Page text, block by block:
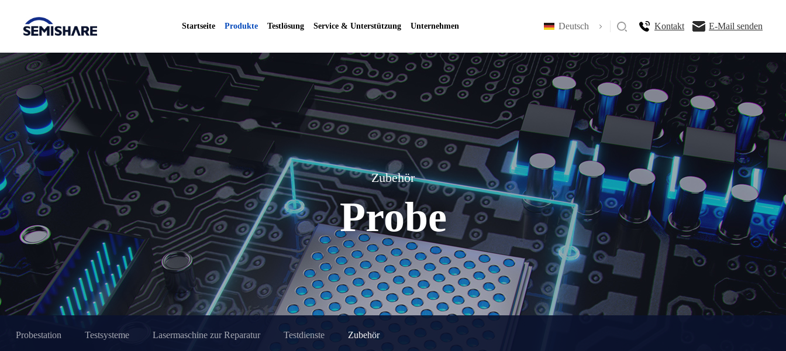
Startseite Produkte Testlösung Service & Unterstützung Unternehmen Deutsch Kontakt E-Mail senden
Zubehör
Probe
Probestation Testsysteme Lasermaschine zur Reparatur Testdienste Zubehör